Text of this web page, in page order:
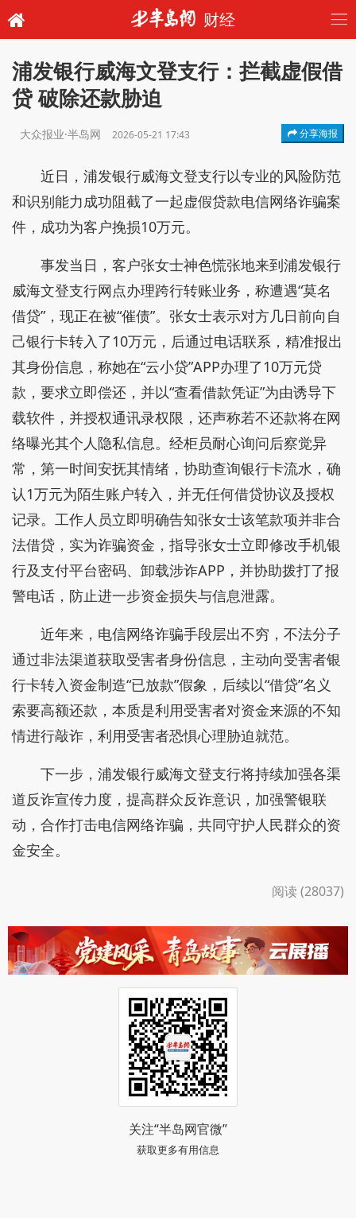
财经
浦发银行威海文登支行：拦截虚假借
贷 破除还款胁迫
大众报业·半岛网 2026-05-21 17:43 分享海报
近日，浦发银行威海文登支行以专业的风险防范
和识别能力成功阻截了一起虚假贷款电信网络诈骗案
件，成功为客户挽损10万元。
事发当日，客户张女士神色慌张地来到浦发银行
威海文登支行网点办理跨行转账业务，称遭遇“莫名
借贷”，现正在被“催债”。张女士表示对方几日前向自
己银行卡转入了10万元，后通过电话联系，精准报出
其身份信息，称她在“云小贷”APP办理了10万元贷
款，要求立即偿还，并以“查看借款凭证”为由诱导下
载软件，并授权通讯录权限，还声称若不还款将在网
络曝光其个人隐私信息。经柜员耐心询问后察觉异
常，第一时间安抚其情绪，协助查询银行卡流水，确
认1万元为陌生账户转入，并无任何借贷协议及授权
记录。工作人员立即明确告知张女士该笔款项并非合
法借贷，实为诈骗资金，指导张女士立即修改手机银
行及支付平台密码、卸载涉诈APP，并协助拨打了报
警电话，防止进一步资金损失与信息泄露。
近年来，电信网络诈骗手段层出不穷，不法分子
通过非法渠道获取受害者身份信息，主动向受害者银
行卡转入资金制造“已放款”假象，后续以“借贷”名义
索要高额还款，本质是利用受害者对资金来源的不知
情进行敲诈，利用受害者恐惧心理胁迫就范。
下一步，浦发银行威海文登支行将持续加强各渠
道反诈宣传力度，提高群众反诈意识，加强警银联
动，合作打击电信网络诈骗，共同守护人民群众的资
金安全。
阅读 (28037)
关注“半岛网官微”
获取更多有用信息